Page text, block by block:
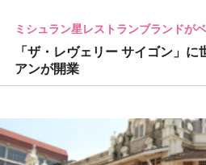
ミシュラン星レストランブランドが
「ザ・レヴェリー サイゴン」に
アンが開業